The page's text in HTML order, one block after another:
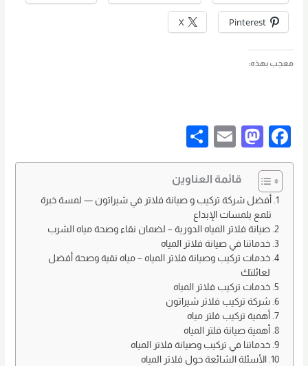
Pinterest
X
معجب بهذه:
F
a
c
e
b
o
o
k
M
a
st
o
d
o
n
E
m
ail
h
ar
e
قائمة العناوين
أفضل شركة تركيب و صيانة فلاتر في شيراتون — لمسة خبرة
تلمع بلمسات الإبداع
صيانة فلاتر المياه الدورية – لضمان نقاء وصحة مياه الشرب
خدماتنا في صيانة فلاتر المياه
خدمات تركيب وصيانة فلاتر المياه – مياه نقية وصحة أفضل
لعائلتك
خدمات تركيب فلاتر المياه
شركة تركيب فلاتر شيراتون
أهمية تركيب فلتر مياه
أهمية صيانة فلتر المياه
خدماتنا في تركيب وصيانة فلاتر المياه
الأسئلة الشائعة حول فلاتر المياه